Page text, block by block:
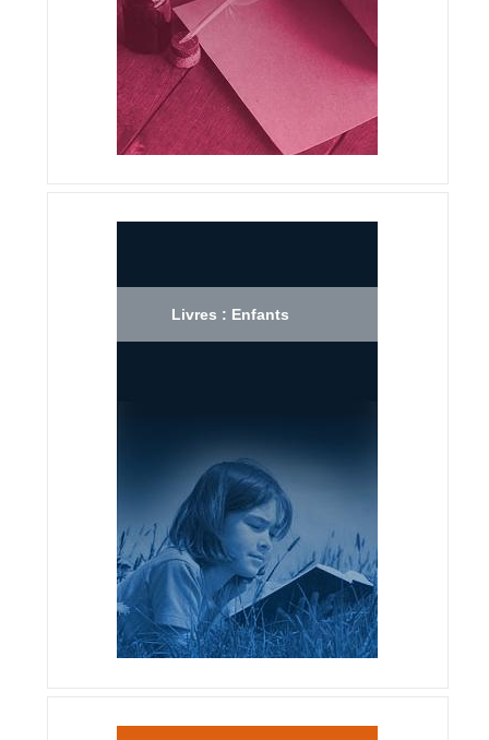
Livres : Enfants